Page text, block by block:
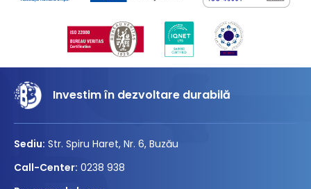
Investim în dezvoltare durabilă
Sediu: Str. Spiru Haret, Nr. 6, Buzău
Call-Center: 0238 938